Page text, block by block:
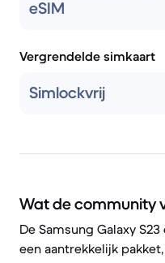
eSIM
Vergrendelde simkaart
Simlockvrij
Wat de community
De Samsung Galaxy
een aantrekkelijk